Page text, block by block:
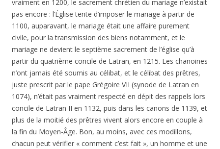
vraiment en 1200, le sacrement chrétien du mariage n’existait
pas encore : l’Église tente d’imposer le mariage à partir de
1100, auparavant, le mariage était une affaire purement
civile, pour la transmission des biens notamment, et le
mariage ne devient le septième sacrement de l’église qu’à
partir du quatrième concile de Latran, en 1215. Les chanoines
n’ont jamais été soumis au célibat, et le célibat des prêtres,
juste prescrit par le pape Grégoire VII (synode de Latran en
1074), n’était pas vraiment respecté en dépit des rappels lors
concile de Latran II en 1132, puis dans les canons de 1139, et
plus de la moitié des prêtres vivent alors encore en couple à
la fin du Moyen-Âge. Bon, au moins, avec ces modillons,
chacun peut vérifier « comment c’est fait », un homme et une